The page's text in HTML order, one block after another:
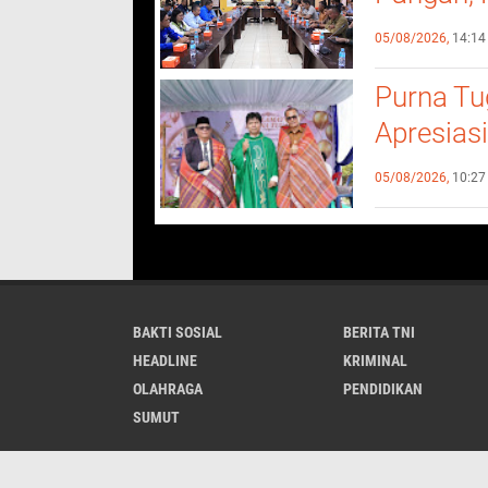
Gelar
05/08/2026, 14:14
Purna
05/08/2026, 10:27
BAKTI SOSIAL BERITA TNI
HEADLINE
KRIMINAL
OLAHRAGA
PENDIDIKAN
SUMUT